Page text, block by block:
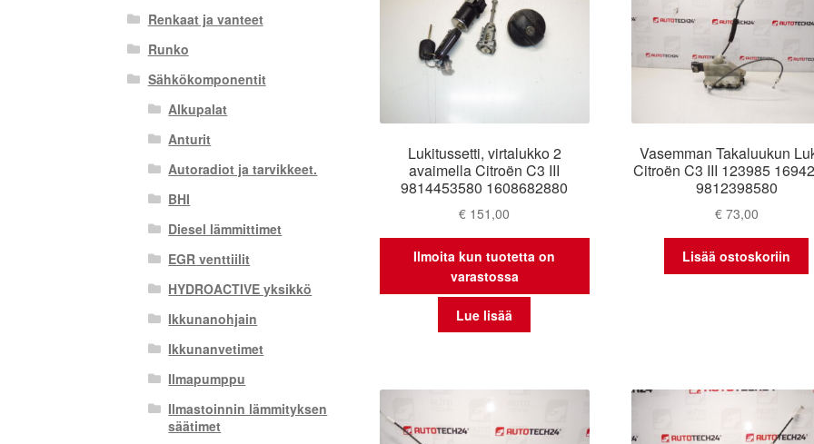
Lukitussetti, virtalukko 2
avaimella Citroën C3 III
9814453580 1608682880
€ 151,00
Ilmoita kun tuotetta on
varastossa
Lue lisää
Vasemman Takaluukun
Citroën C3 III 123985
9812398580
€73,00
Lisää ostoskoriin
Renkaat ja vanteet
Runko
Sähkökomponentit
Alkupalat
Anturit
Autoradiot ja tarvikkeet.
BHI
Diesel lämmittimet
EGR venttiilit
HYDROACTIVE yksikkö
Ikkunanohjain
Ikkunanvetimet
Ilmapumppu
Ilmastoinnin lämmityksen
säätimet